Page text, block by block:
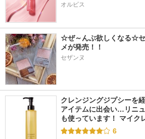
6.3
11件
ミネラルオーレ ソ
ープ
ELECTORE（エレク
トーレ）
クラプロックス CS
5460
オルビス
☆ぜ～んぶ欲しくなる☆
メが発売！！
セザンヌ
クレンジングジプシーを
アイテムに出会い…リニ
も使っています！ マイク
6